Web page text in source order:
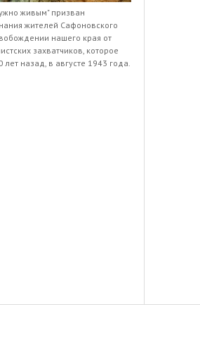
живым" призван
жителей Сафоновского
нашего края от
захватчиков, которое
назад, в августе 1943 года.